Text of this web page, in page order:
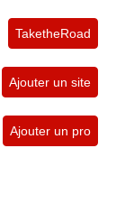
TaketheRoad
Ajouter un site
Ajouter un pro